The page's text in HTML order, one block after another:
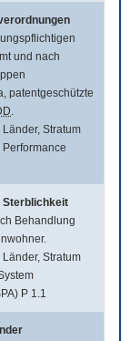
und nach
patentgeschützte
.
Stratum
Sterblichkeit
Behandlung
Stratum
P 1.1